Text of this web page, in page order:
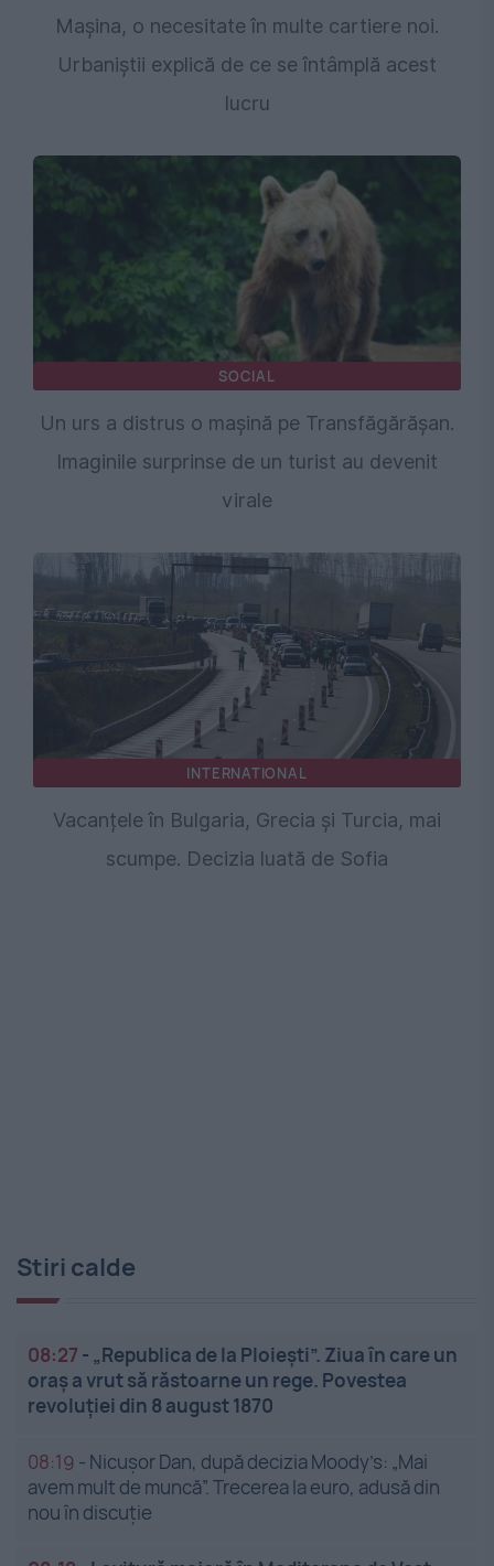
Mașina, o necesitate în multe cartiere noi.
Urbaniștii explică de ce se întâmplă acest
lucru
SOCIAL
Un urs a distrus o mașină pe Transfăgărășan.
Imaginile surprinse de un turist au devenit
virale
INTERNATIONAL
Vacanțele în Bulgaria, Grecia și Turcia, mai
scumpe. Decizia luată de Sofia
Stiri calde
08:27 - „Republica de la Ploiești”. Ziua în care un
oraș a vrut să răstoarne un rege. Povestea
revoluției din 8 august 1870
08:19 - Nicușor Dan, după decizia Moody’s: „Mai
avem mult de muncă”. Trecerea la euro, adusă din
nou în discuție